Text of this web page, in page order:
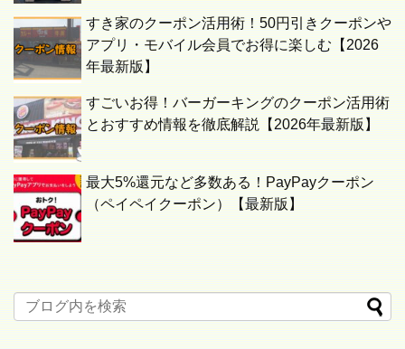
すき家のクーポン活用術！50円引きクーポンや
アプリ・モバイル会員でお得に楽しむ【2026
年最新版】
すごいお得！バーガーキングのクーポン活用術
とおすすめ情報を徹底解説【2026年最新版】
最大5%還元など多数ある！PayPayクーポン
（ペイペイクーポン）【最新版】